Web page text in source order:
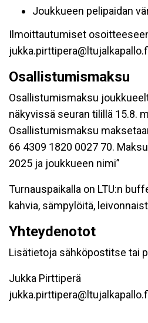
Joukkueen pelipaidan
Ilmoittautumiset
Osallistumismaksu
Osallistumismaksu
näkyvissä seuran tilillä 15.8.
Osallistumismaksu
66 4309 1820 0027 70.
2025 ja joukkueen nimi”
Turnauspaikalla on LTU:n
kahvia, sämpylöitä,
Yhteydenotot
Lisätietoja sähköpostitse tai
Jukka Pirttiperä